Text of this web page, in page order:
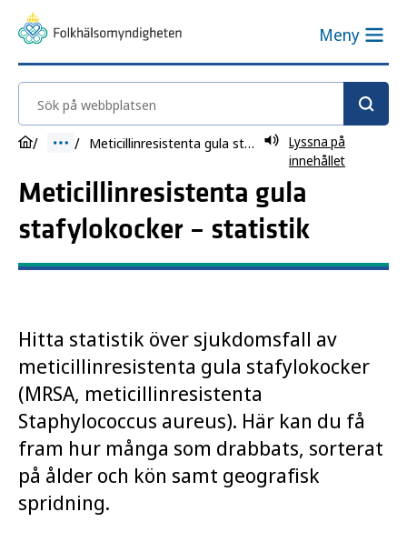
Meny
Sök på webbplatsen
Meticillinresistenta gula stafylokocker
Lyssna på
innehållet
Meticillinresistenta gula
stafylokocker – statistik
Hitta statistik över sjukdomsfall av
meticillinresistenta gula stafylokocker
(MRSA, meticillinresistenta
Staphylococcus aureus). Här kan du få
fram hur många som drabbats, sorterat
på ålder och kön samt geografisk
spridning.